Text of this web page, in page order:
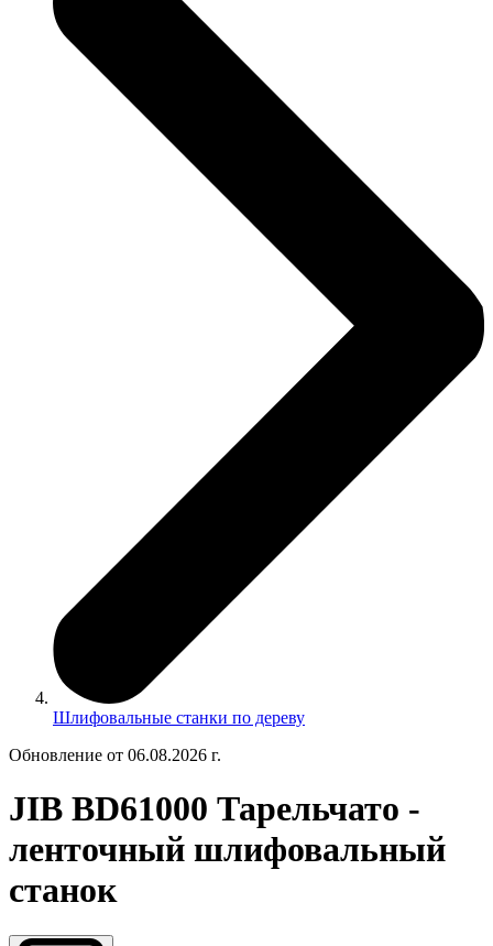
Шлифовальные станки по дереву
Обновление от 06.08.2026 г.
JIB BD61000 Тарельчато -
ленточный шлифовальный
станок